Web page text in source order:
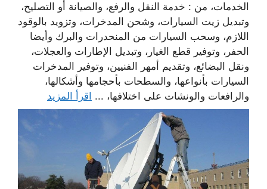
الخدمات، من : خدمة النقل والرفع، والصيانة أو التصليح،
وتبديل زيت السيارات، وشحن المدخرات، وتزويد بالوقود
اللازم، وسحب السيارات من المنحدرات والبرك وأيضا
الحفر، وتوفير قطع الغيار، وتبديل الإطارات والعجلات،
ونقل البضائع، وتقديم أمهر الفنيين، وتوفير المدخرات
السيارات بأنواعها، والسطحات بأحجامها وأشكالها،
والرافعات والونشات على اختلافها، ... اقرأ المزيد